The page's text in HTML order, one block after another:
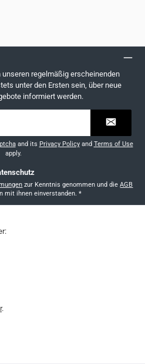
regelmäßig erscheinenden
unter den Ersten sein, über neue
informiert werden.
and its Privacy Policyand Terms of Use
apply.
zur Kenntnis genommen und dieAGB
mit ihnen einverstanden. *
.